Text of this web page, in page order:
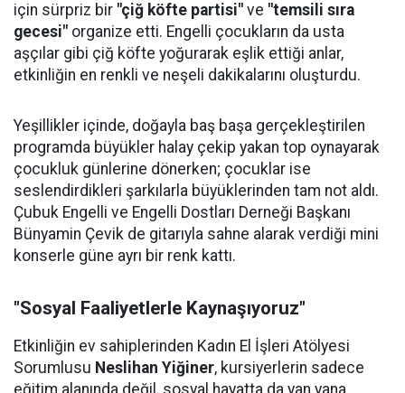
için sürpriz bir "çiğ köfte partisi" ve "temsili sıra
gecesi" organize etti. Engelli çocukların da usta
aşçılar gibi çiğ köfte yoğurarak eşlik ettiği anlar,
etkinliğin en renkli ve neşeli dakikalarını oluşturdu.
Yeşillikler içinde, doğayla baş başa gerçekleştirilen
programda büyükler halay çekip yakan top oynayarak
çocukluk günlerine dönerken; çocuklar ise
seslendirdikleri şarkılarla büyüklerinden tam not aldı.
Çubuk Engelli ve Engelli Dostları Derneği Başkanı
Bünyamin Çevik de gitarıyla sahne alarak verdiği mini
konserle güne ayrı bir renk kattı.
"Sosyal Faaliyetlerle Kaynaşıyoruz"
Etkinliğin ev sahiplerinden Kadın El İşleri Atölyesi
Sorumlusu Neslihan Yiğiner, kursiyerlerin sadece
eğitim alanında değil, sosyal hayatta da yan yana